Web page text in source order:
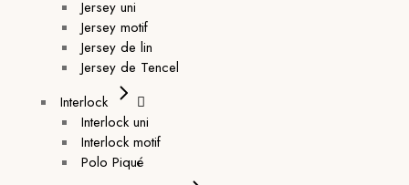
Jersey uni
Jersey motif
Jersey de lin
Jersey de Tencel
Interlock
Interlock uni
Interlock motif
Polo Piqué